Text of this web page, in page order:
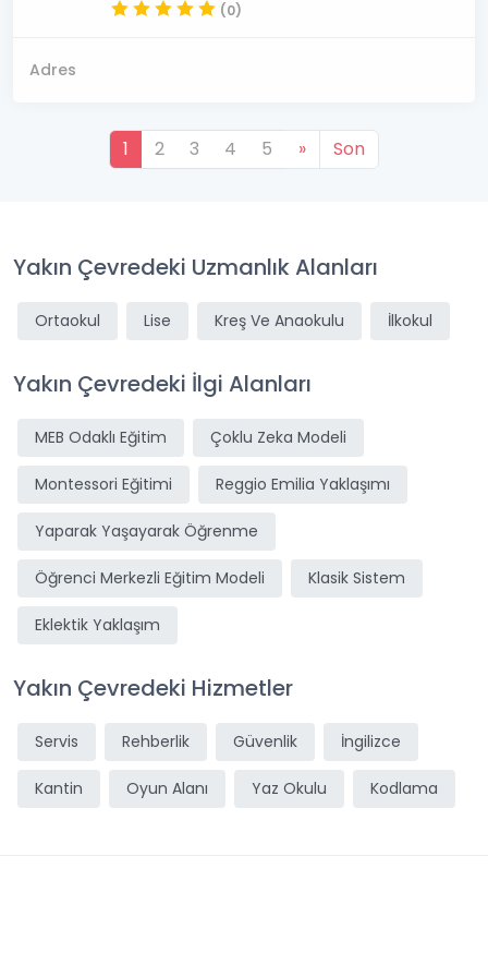
(0)
Adres
1 2 3 4 5 » Son
Yakın Çevredeki Uzmanlık Alanları
Ortaokul Lise Kreş Ve Anaokulu İlkokul
Yakın Çevredeki İlgi Alanları
MEB Odaklı Eğitim Çoklu Zeka Modeli
Montessori Eğitimi Reggio Emilia Yaklaşımı
Yaparak Yaşayarak Öğrenme
Öğrenci Merkezli Eğitim Modeli Klasik Sistem
Eklektik Yaklaşım
Yakın Çevredeki Hizmetler
Servis Rehberlik Güvenlik İngilizce
Kantin Oyun Alanı Yaz Okulu Kodlama